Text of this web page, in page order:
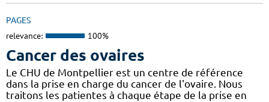
PAGES
relevance: 100%
Cancer des ovaires
Le CHU de Montpellier est un centre de référence
dans la prise en charge du cancer de l'ovaire. Nous
traitons les patientes à chaque étape de la prise en